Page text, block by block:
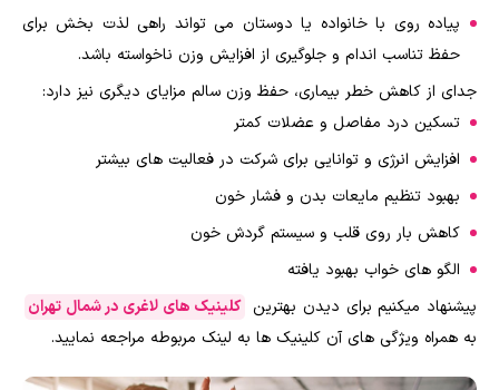
پیاده روی با خانواده یا دوستان می تواند راهی لذت بخش برای
حفظ تناسب اندام و جلوگیری از افزایش وزن ناخواسته باشد.
جدای از کاهش خطر بیماری، حفظ وزن سالم مزایای دیگری نیز دارد:
تسکین درد مفاصل و عضلات کمتر
افزایش انرژی و توانایی برای شرکت در فعالیت های بیشتر
بهبود تنظیم مایعات بدن و فشار خون
کاهش بار روی قلب و سیستم گردش خون
الگو های خواب بهبود یافته
پیشنهاد میکنیم برای دیدن بهترین کلینیک های لاغری در شمال تهران
به همراه ویژگی های آن کلینیک ها به لینک مربوطه مراجعه نمایید.